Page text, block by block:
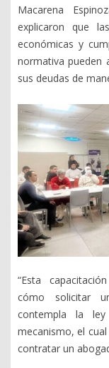
Macarena
explicaron que
económicas y
normativa pueden
sus deudas de
“Esta
cómo solicitar
contempla la
mecanismo, el
contratar un